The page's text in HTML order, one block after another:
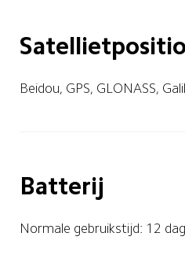
Beidou, GPS, GLONASS,
Batterij
Normale gebruikstijd: 12